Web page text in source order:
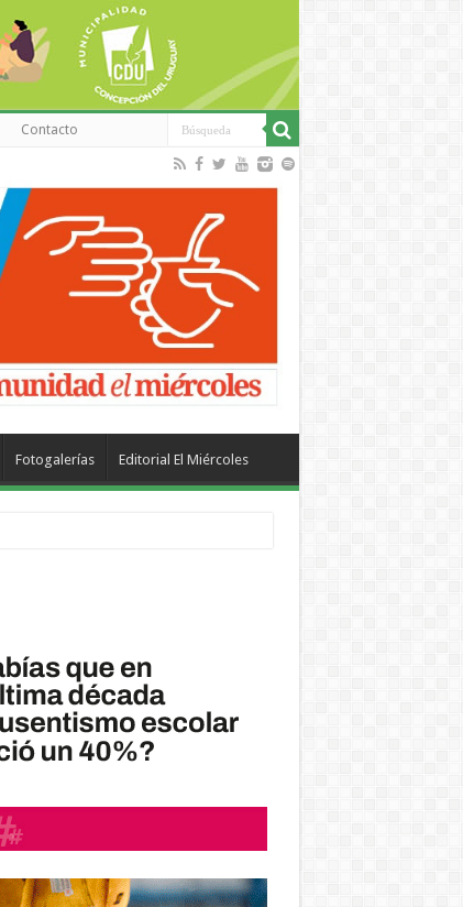
Contacto
Fotogalerías Editorial El Miércoles